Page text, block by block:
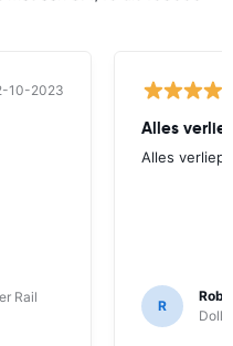
10-2023
Rail
Alles
Alles verliep
R